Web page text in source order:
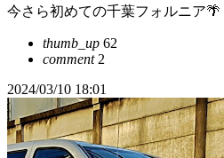
今さら初めての千葉フォルニア🌴
thumb_up 62
comment2
2024/03/10 18:01